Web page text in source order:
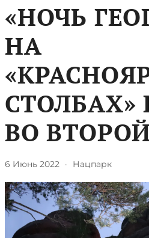
«НОЧЬ
НА
ВО
6 Июнь 2022 · Нацпарк